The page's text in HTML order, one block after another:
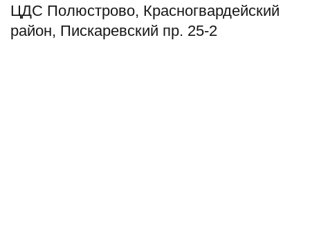
ЦДС Полюстрово, Красногвардейский
район, Пискаревский пр. 25-2